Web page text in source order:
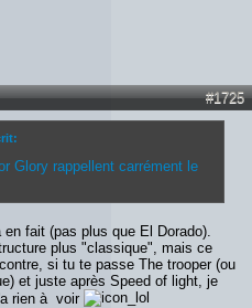
#1725
Glory rappellent carrément le
fait (pas plus que El Dorado).
plus "classique", mais ce
si tu te passe The trooper (ou
et juste après Speed of light, je
rien à voir